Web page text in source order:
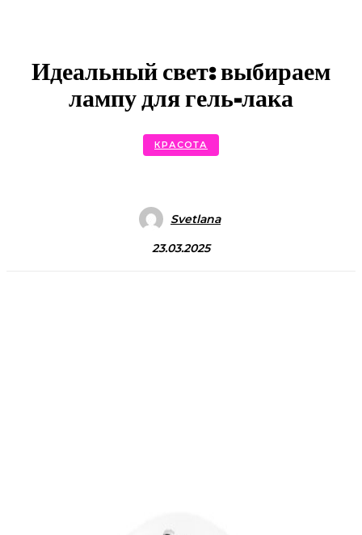
Идеальный свет: выбираем
лампу для гель-лака
КРАСОТА
Svetlana
23.03.2025